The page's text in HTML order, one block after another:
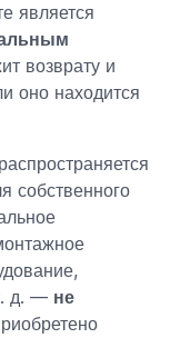
является
возврату и
оно находится
собственного
д. — не